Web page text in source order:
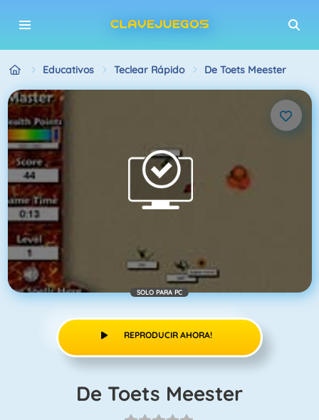
Educativos Teclear Rápido De Toets Meester
SOLO PARA PC
REPRODUCIR AHORA!
De Toets Meester